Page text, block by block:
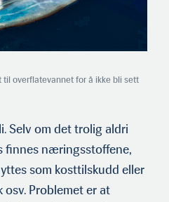
til overflatevannet for å ikke bli sett
Selv om det trolig aldri
finnes næringsstoffene,
som kosttilskudd eller
Problemet er at